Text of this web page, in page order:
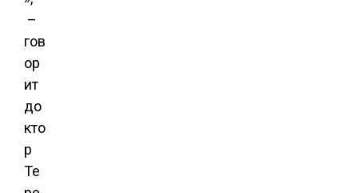
–
гов
ор
ит
до
кто
р
Те